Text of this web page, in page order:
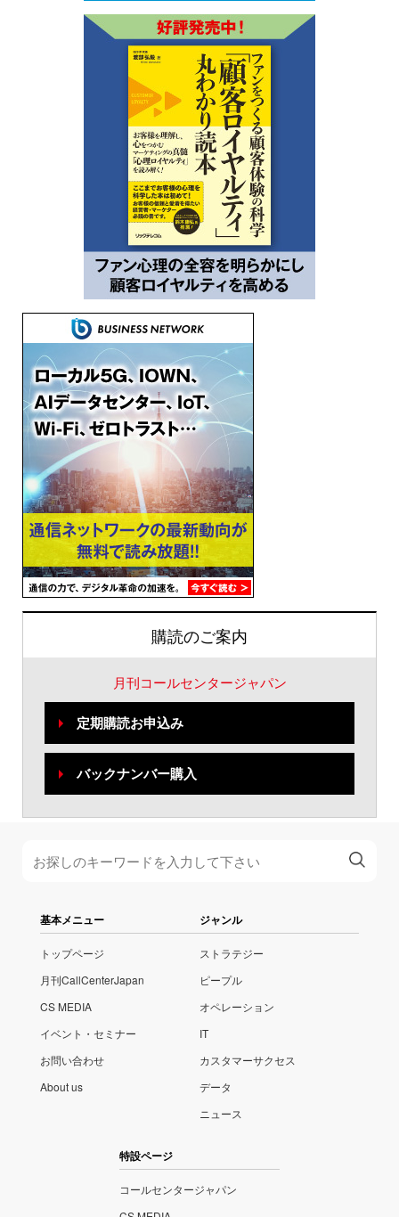
購読のご案内
月刊コールセンタージャパン
定期購読お申込み
バックナンバー購入
基本メニュー
トップページ
月刊CallCenterJapan
CS MEDIA
イベント・セミナー
お問い合わせ
About us
ジャンル
ストラテジー
ピープル
オペレーション
IT
カスタマーサクセス
データ
ニュース
特設ページ
コールセンタージャパン